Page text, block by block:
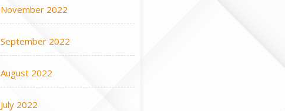
November 2022
September 2022
August 2022
July 2022